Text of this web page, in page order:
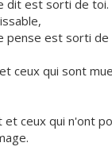
dit est sorti de toi.
pense est sorti de
ceux qui sont
ceux qui n'ont